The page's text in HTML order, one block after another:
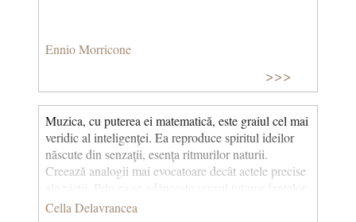
Ennio Morricone
>>>
Muzica, cu puterea ei matematică, este graiul cel mai
veridic al inteligenţei. Ea reproduce spiritul ideilor
născute din senzaţii, esenţa ritmurilor naturii.
Creează analogii mai evocatoare decât actele precise
ale vieţii. Prin ea se adânceşte sensul tuturor faptelor,
se adevereşte metafizica lucrurilor percepute de
Cella Delavrancea